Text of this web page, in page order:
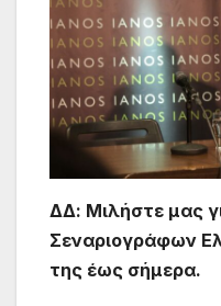
ΔΔ: Μιλήστε μας
Σεναριογράφων
της έως σήμερα.